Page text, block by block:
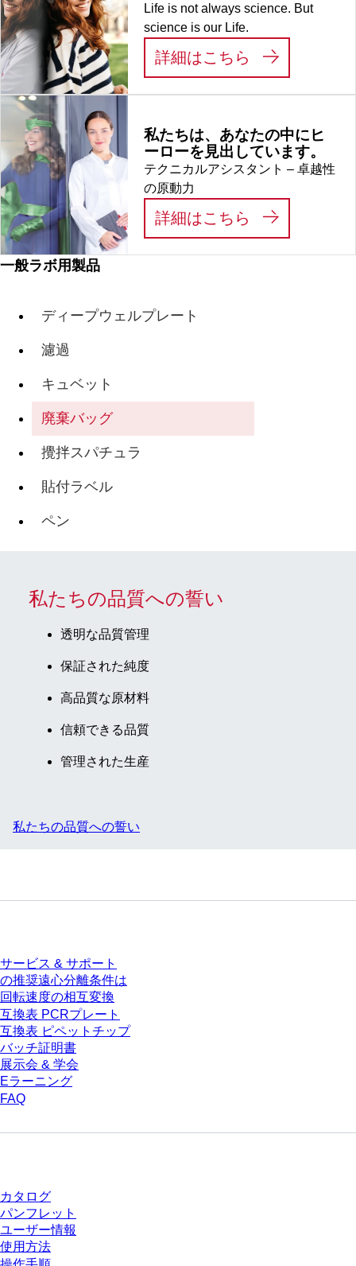
一般ラボ用製品
ディープウェルプレート
濾過
キュベット
廃棄バッグ
攪拌スパチュラ
貼付ラベル
ペン
Life is not always science. But
science is our Life.
詳細はこちら LIFE
私たちは、あなたの中にヒ
ーローを見出しています。
テクニカルアシスタント – 卓越性
の原動力
詳細はこちら 私たちは、
私たちの品質への誓い
透明な品質管理
保証された純度
高品質な原材料
信頼できる品質
管理された生産
私たちの品質への誓い
サービス & サポート
の推奨遠心分離条件は
回転速度の相互変換
互換表 PCRプレート
互換表 ピペットチップ
バッチ証明書
展示会 & 学会
Eラーニング
FAQ
カタログ
パンフレット
ユーザー情報
使用方法